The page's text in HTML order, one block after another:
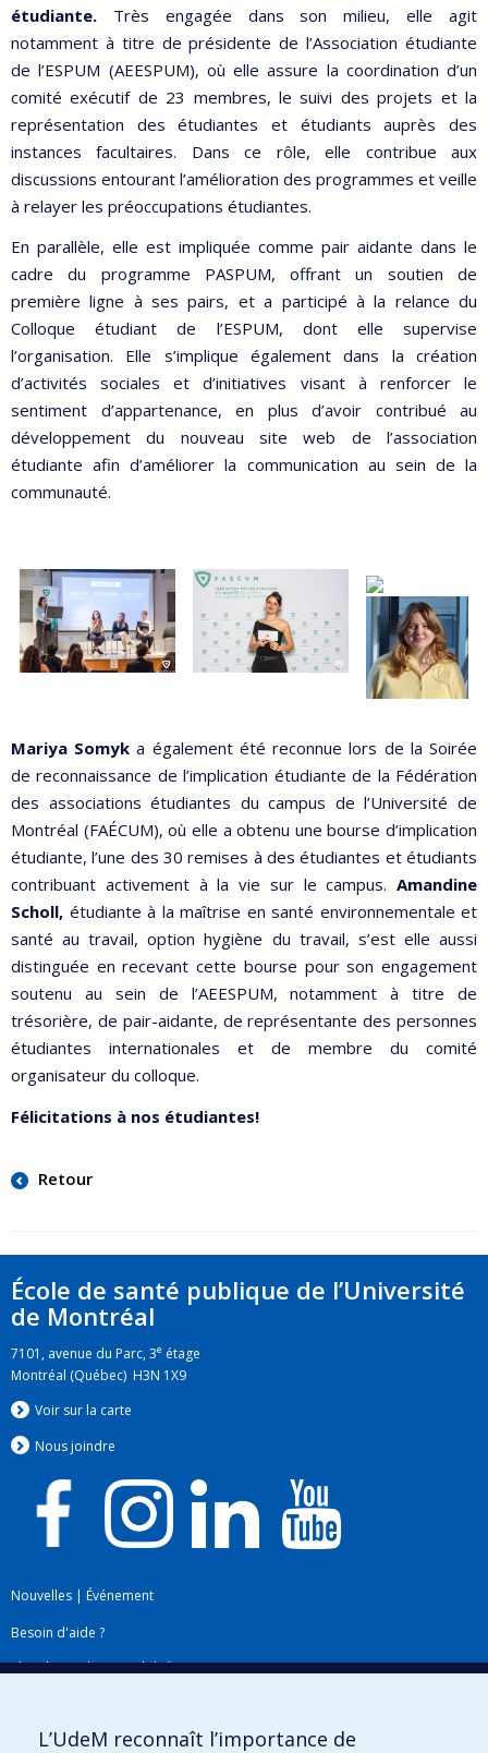
étudiante. Très engagée dans son milieu, elle agit
notamment à titre de présidente de l’Association étudiante
de l’ESPUM (AEESPUM), où elle assure la coordination d’un
comité exécutif de 23 membres, le suivi des projets et la
représentation des étudiantes et étudiants auprès des
instances facultaires. Dans ce rôle, elle contribue aux
discussions entourant l’amélioration des programmes et veille
à relayer les préoccupations étudiantes.
En parallèle, elle est impliquée comme pair aidante dans le
cadre du programme PASPUM, offrant un soutien de
première ligne à ses pairs, et a participé à la relance du
Colloque étudiant de l’ESPUM, dont elle supervise
l’organisation. Elle s’implique également dans la création
d’activités sociales et d’initiatives visant à renforcer le
sentiment d’appartenance, en plus d’avoir contribué au
développement du nouveau site web de l’association
étudiante afin d’améliorer la communication au sein de la
communauté.
Mariya Somyk a également été reconnue lors de la Soirée
de reconnaissance de l’implication étudiante de la Fédération
des associations étudiantes du campus de l’Université de
Montréal (FAÉCUM), où elle a obtenu une bourse d’implication
étudiante, l’une des 30 remises à des étudiantes et étudiants
contribuant activement à la vie sur le campus. Amandine
Scholl, étudiante à la maîtrise en santé environnementale et
santé au travail, option hygiène du travail, s’est elle aussi
distinguée en recevant cette bourse pour son engagement
soutenu au sein de l’AEESPUM, notamment à titre de
trésorière, de pair-aidante, de représentante des personnes
étudiantes internationales et de membre du comité
organisateur du colloque.
Félicitations à nos étudiantes!
Retour
École de santé publique de l’Université
de Montréal
7101, avenue du Parc, 3e étage
Montréal (Québec) H3N 1X9
Voir sur la carte
Nous joindre
Nouvelles | Événement
Besoin d'aide ?
Plan du site|Accessibilité
L’UdeM reconnaît l’importance de